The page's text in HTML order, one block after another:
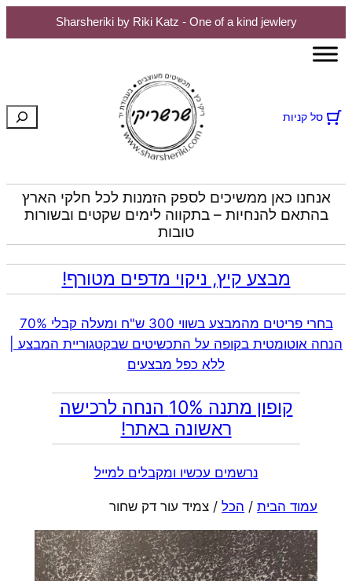
Sharsheriki by Riki Katz - One of a kind jewlery
לדלג
סל קניות חיפוש
אנחנו כאן ממשיכים לספק הזמנות לכל חלקי הארץ
בהתאם להנחיות – בתקווה לימים שקטים ובשורות
טובות
מבצע קיץ, ניקוי מדפים מטורף!
בחרי פריטים מהמבצע בשווי 300 ש"ח ומעלה קבלי 70%
הנחה אוטומטית בקופה על התכשיטים שבקטגוריית המבצע |
ללא כפל מבצעים
קופון מתנה 10% הנחה לרכישה
ראשונה באתר!
נרשמים עכשיו ומקבלים למייל
עמוד הבית/ הכל/ צמיד עור דק שחור